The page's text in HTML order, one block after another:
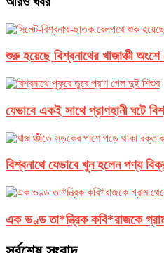
শুরু হয়েছে বিশ্বনাথের খাজাঞ্চী
যেভাবে একই সাথে প্রাণহানী ঘটে
বিশ্বনাথে যেভাবে খুন হলেন পণ্য
এক ভণ্ড তা*ন্ত্রিক কবি*রাজকে